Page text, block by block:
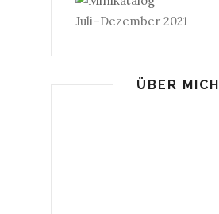
Juli–Dezember 2021
ÜBER MICH